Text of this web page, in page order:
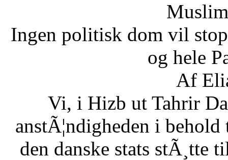
Ingen politisk dom vil
og hele
Af
Vi, i Hizb ut Tahrir
anstÃ¦ndigheden i
den danske stats stÃ¸tte